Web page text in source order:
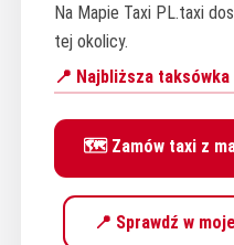
Na Mapie Taxi PL.taxi
tej okolicy.
📍 Najbliższa
🗺️ Zamów taxi z
📍 Sprawdź w